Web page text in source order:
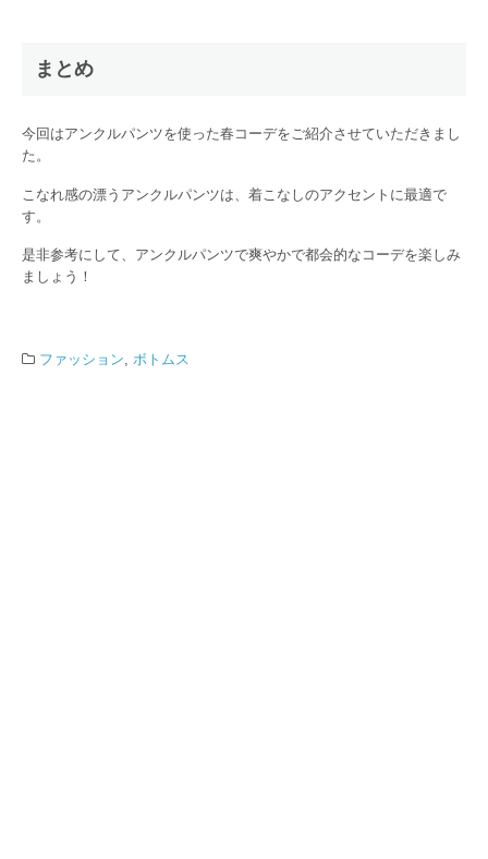
まとめ
今回はアンクルパンツを使った春コーデをご紹介させていただきまし
た。
こなれ感の漂うアンクルパンツは、着こなしのアクセントに最適で
す。
是非参考にして、アンクルパンツで爽やかで都会的なコーデを楽しみ
ましょう！
ファッション, ボトムス